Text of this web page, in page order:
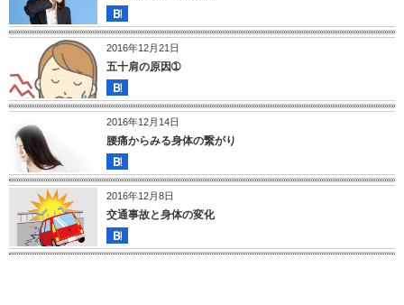
2016年12月21日
五十肩の原因➀
2016年12月14日
腰痛からみる身体の繋がり
2016年12月8日
交通事故と身体の変化